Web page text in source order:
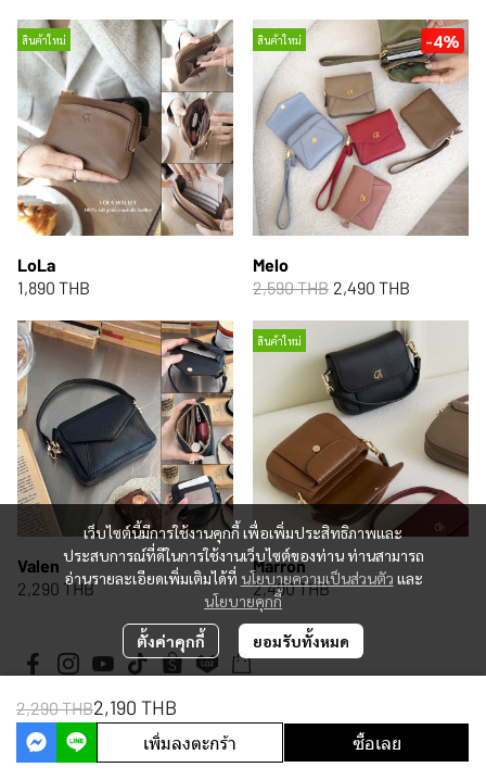
สินค้าใหม่
LoLa
1,890 THB
สินค้าใหม่ -4%
Melo
2,590 THB 2,490 THB
Valen
2,290 THB
สินค้าใหม่
Marron
2,490 THB
2,290 THB2,190 THB
เพิ่มลงตะกร้า ซื้อเลย
เว็บไซต์นี้มีการใช้งานคุกกี้ เพื่อเพิ่มประสิทธิภาพและ
ประสบการณ์ที่ดีในการใช้งานเว็บไซต์ของท่าน ท่านสามารถ
อ่านรายละเอียดเพิ่มเติมได้ที่ นโยบายความเป็นส่วนตัว และ
นโยบายคุกกี้
ตั้งค่าคุกกี้ ยอมรับทั้งหมด
Copyright 2026 | All Rights Reserved | Powered by MWE
Powered By MakeWebEasy